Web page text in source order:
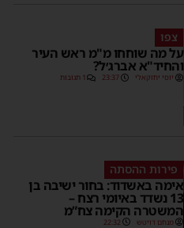
צפו
על מה שוחחו מ"מ ראש העיר
והחיד"א אברג׳ל?
יוסי יחזקאלי 23:37 1 תגובות
פירות ההסתה
אימה באשדוד: בחור ישיבה בן
13 נשדד באיומי רצח –
המשטרה הקימה צח”מ
מנחם דויטש 22:32